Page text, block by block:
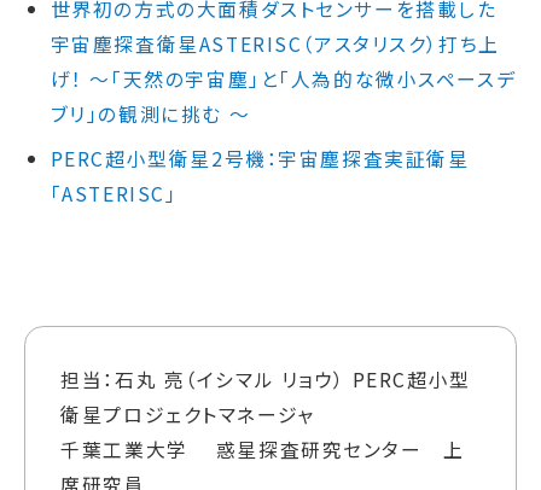
世界初の方式の大面積ダストセンサーを搭載した
宇宙塵探査衛星ASTERISC（アスタリスク）打ち上
げ！ ～「天然の宇宙塵」と「人為的な微小スペースデ
ブリ」の観測に挑む ～
PERC超小型衛星2号機：宇宙塵探査実証衛星
「ASTERISC」
担当：石丸 亮（イシマル リョウ） PERC超小型
衛星プロジェクトマネージャ
千葉工業大学 惑星探査研究センター 上